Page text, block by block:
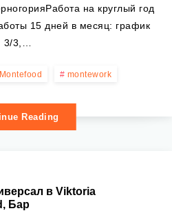
на круглый год
15 дней в месяц: график
3/3,…
montework
Reading
в Viktoria
Бар